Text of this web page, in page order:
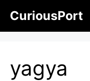
content
CuriousPort
yagya